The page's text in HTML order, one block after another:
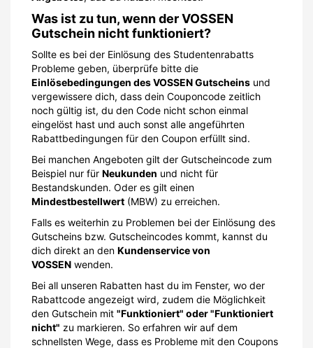
Was ist zu tun, wenn der VOSSEN
Gutschein nicht funktioniert?
Sollte es bei der Einlösung des Studentenrabatts
Probleme geben, überprüfe bitte die
Einlösebedingungen des VOSSEN Gutscheins und
vergewissere dich, dass dein Couponcode zeitlich
noch gültig ist, du den Code nicht schon einmal
eingelöst hast und auch sonst alle angeführten
Rabattbedingungen für den Coupon erfüllt sind.
Bei manchen Angeboten gilt der Gutscheincode zum
Beispiel nur für Neukunden und nicht für
Bestandskunden. Oder es gilt einen
Mindestbestellwert (MBW) zu erreichen.
Falls es weiterhin zu Problemen bei der Einlösung des
Gutscheins bzw. Gutscheincodes kommt, kannst du
dich direkt an den Kundenservice von
VOSSEN wenden.
Bei all unseren Rabatten hast du im Fenster, wo der
Rabattcode angezeigt wird, zudem die Möglichkeit
den Gutschein mit "Funktioniert" oder "Funktioniert
nicht" zu markieren. So erfahren wir auf dem
schnellsten Wege, dass es Probleme mit den Coupons